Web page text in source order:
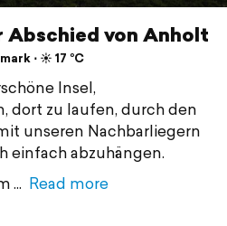
von Anholt
⋅ ☀️ 17 °C
Insel,
dort zu laufen, durch den
unseren Nachbarliegern
einfach abzuhängen.
Read more